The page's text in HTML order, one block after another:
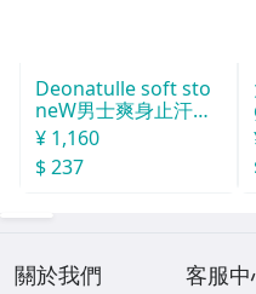
Deonatulle soft sto
neW男士爽身止汗石
消臭石２０ｇ
¥ 1,160
$ 237
關於我們 客服